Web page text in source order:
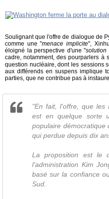
Soulignant que l'offre de dialogue de
comme une "menace implicite",
éloigné la perspective d'une "solution
cadre, notamment, des pourparlers
question nucléaire, dont les sessions
aux différends en suspens implique
parties, que ne contribue pas à
"En fait, l'offre, que les
est en quelque sorte
populaire démocratique
qui perdue depuis dix
La proposition est le
l'administration Kim
basé sur la confiance
Sud.